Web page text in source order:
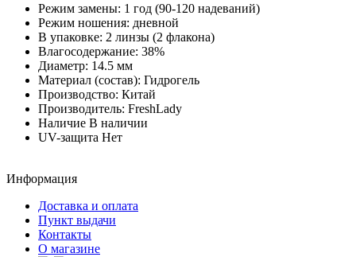
Режим замены: 1 год (90-120 надеваний)
Режим ношения: дневной
В упаковке: 2 линзы (2 флакона)
Влагосодержание: 38%
Диаметр: 14.5 мм
Материал (состав): Гидрогель
Производство: Китай
Производитель: FreshLady
Наличие В наличии
UV-защита Нет
Информация
Доставка и оплата
Пункт выдачи
Контакты
О магазине